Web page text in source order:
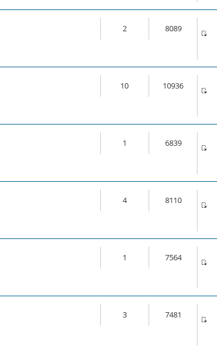
2 8089
10 10936
1 6839
4 8110
1 7564
3 7481